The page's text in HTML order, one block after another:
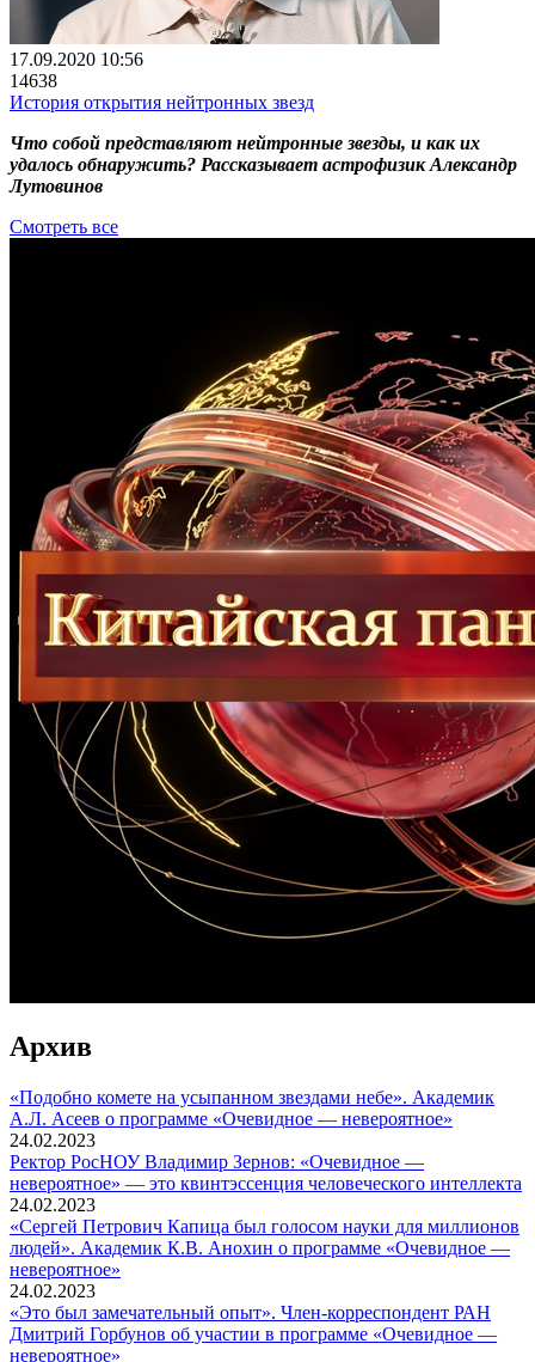
17.09.2020 10:56
14638
История открытия нейтронных звезд
Что собой представляют нейтронные звезды, и как их
удалось обнаружить? Рассказывает астрофизик Александр
Лутовинов
Смотреть все
Архив
«Подобно комете на усыпанном звездами небе». Академик
А.Л. Асеев о программе «Очевидное — невероятное»
24.02.2023
Ректор РосНОУ Владимир Зернов: «Очевидное —
невероятное» — это квинтэссенция человеческого интеллекта
24.02.2023
«Сергей Петрович Капица был голосом науки для миллионов
людей». Академик К.В. Анохин о программе «Очевидное —
невероятное»
24.02.2023
«Это был замечательный опыт». Член-корреспондент РАН
Дмитрий Горбунов об участии в программе «Очевидное —
невероятное»